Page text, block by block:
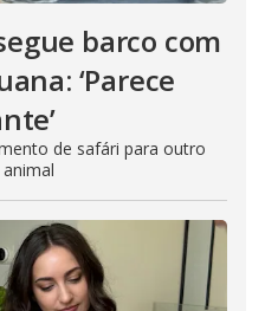
barco com
‘Parece
de safári para outro